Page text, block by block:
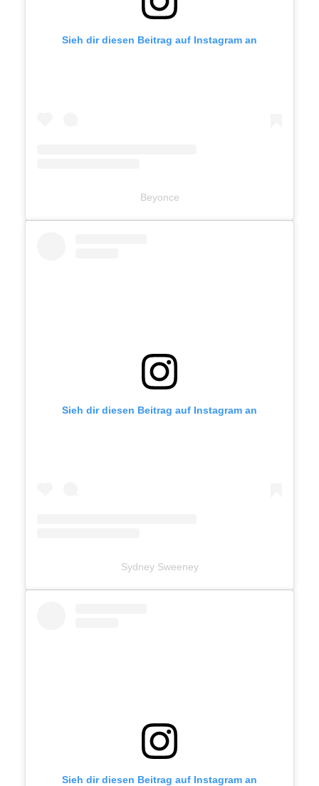
Sieh dir diesen Beitrag auf Instagram an
Beyonce
Sieh dir diesen Beitrag auf Instagram an
Sydney Sweeney
Sieh dir diesen Beitrag auf Instagram an